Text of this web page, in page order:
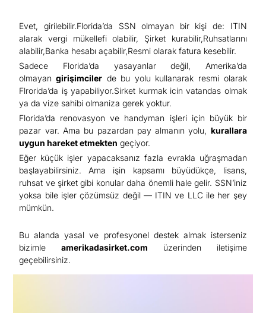
Evet, girilebilir.Florida’da SSN olmayan bir kişi de: ITIN
alarak vergi mükellefi olabilir, Şirket kurabilir,Ruhsatlarını
alabilir,Banka hesabı açabilir,Resmi olarak fatura kesebilir.
Sadece Florida’da yasayanlar değil, Amerika’da
olmayan girişimciler de bu yolu kullanarak resmi olarak
Flrorida’da iş yapabiliyor.Sirket kurmak icin vatandas olmak
ya da vize sahibi olmaniza gerek yoktur.
Florida’da renovasyon ve handyman işleri için büyük bir
pazar var. Ama bu pazardan pay almanın yolu, kurallara
uygun hareket etmekten geçiyor.
Eğer küçük işler yapacaksanız fazla evrakla uğraşmadan
başlayabilirsiniz. Ama işin kapsamı büyüdükçe, lisans,
ruhsat ve şirket gibi konular daha önemli hale gelir. SSN’iniz
yoksa bile işler çözümsüz değil — ITIN ve LLC ile her şey
mümkün.
Bu alanda yasal ve profesyonel destek almak isterseniz
bizimleamerikadasirket.com üzerinden iletişime
geçebilirsiniz.